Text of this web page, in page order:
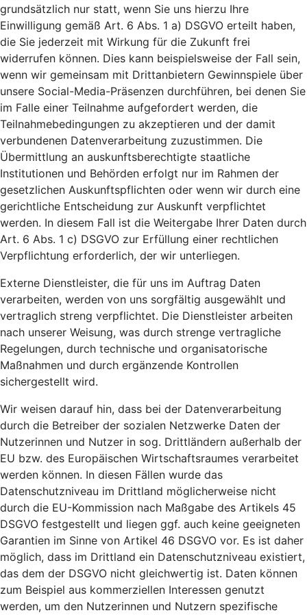
grundsätzlich nur statt, wenn Sie uns hierzu Ihre
Einwilligung gemäß Art. 6 Abs. 1 a) DSGVO erteilt haben,
die Sie jederzeit mit Wirkung für die Zukunft frei
widerrufen können. Dies kann beispielsweise der Fall sein,
wenn wir gemeinsam mit Drittanbietern Gewinnspiele über
unsere Social-Media-Präsenzen durchführen, bei denen Sie
im Falle einer Teilnahme aufgefordert werden, die
Teilnahmebedingungen zu akzeptieren und der damit
verbundenen Datenverarbeitung zuzustimmen. Die
Übermittlung an auskunftsberechtigte staatliche
Institutionen und Behörden erfolgt nur im Rahmen der
gesetzlichen Auskunftspflichten oder wenn wir durch eine
gerichtliche Entscheidung zur Auskunft verpflichtet
werden. In diesem Fall ist die Weitergabe Ihrer Daten durch
Art. 6 Abs. 1 c) DSGVO zur Erfüllung einer rechtlichen
Verpflichtung erforderlich, der wir unterliegen.
Externe Dienstleister, die für uns im Auftrag Daten
verarbeiten, werden von uns sorgfältig ausgewählt und
vertraglich streng verpflichtet. Die Dienstleister arbeiten
nach unserer Weisung, was durch strenge vertragliche
Regelungen, durch technische und organisatorische
Maßnahmen und durch ergänzende Kontrollen
sichergestellt wird.
Wir weisen darauf hin, dass bei der Datenverarbeitung
durch die Betreiber der sozialen Netzwerke Daten der
Nutzerinnen und Nutzer in sog. Drittländern außerhalb der
EU bzw. des Europäischen Wirtschaftsraumes verarbeitet
werden können. In diesen Fällen wurde das
Datenschutzniveau im Drittland möglicherweise nicht
durch die EU-Kommission nach Maßgabe des Artikels 45
DSGVO festgestellt und liegen ggf. auch keine geeigneten
Garantien im Sinne von Artikel 46 DSGVO vor. Es ist daher
möglich, dass im Drittland ein Datenschutzniveau existiert,
das dem der DSGVO nicht gleichwertig ist. Daten können
zum Beispiel aus kommerziellen Interessen genutzt
werden, um den Nutzerinnen und Nutzern spezifische